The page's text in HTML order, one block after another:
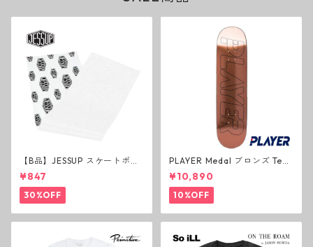
【B品】JESSUP スケートボー
ド グリップテープ ウルトラグ
リップ ホワイト デッキテープ
ジェスアップ ジェサップ
¥847
30%OFF
PLAYER Medal ブロンズ Tea
m Deck P3 スケートボードデ
ッキ プレイヤー メダル
¥10,890
10%OFF